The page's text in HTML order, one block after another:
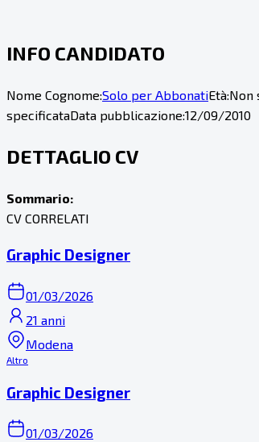
INFO CANDIDATO
Nome Cognome:Solo per AbbonatiEtà:Non
specificataData pubblicazione:12/09/2010
DETTAGLIO CV
Sommario:
CV CORRELATI
Graphic Designer
01/03/2026
21 anni
Modena
Altro
Graphic Designer
01/03/2026